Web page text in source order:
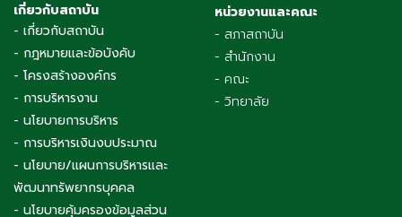
เกี่ยวกับสถาบัน
- เกี่ยวกับสถาบัน
- กฎหมายและข้อบังคับ
- โครงสร้างองค์กร
- การบริหารงาน
- นโยบายการบริหาร
- การบริหารเงินงบประมาณ
- นโยบาย/แผนการบริหารและ
พัฒนาทรัพยากรบุคคล
- นโยบายคุ้มครองข้อมูลส่วน
หน่วยงานและคณะ
- สภาสถาบัน
- สำนักงาน
- คณะ
- วิทยาลัย